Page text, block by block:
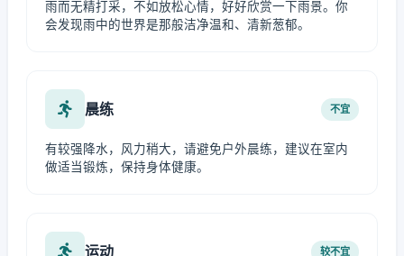
雨而无精打采，不如放松心情，好好欣赏一下雨景。你
会发现雨中的世界是那般洁净温和、清新葱郁。
晨练 不宜
有较强降水，风力稍大，请避免户外晨练，建议在室内
做适当锻炼，保持身体健康。
运动 较不宜